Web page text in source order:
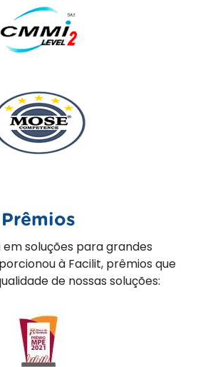
Prêmios
soluções para grandes
à Facilit, prêmios que
de nossas soluções: